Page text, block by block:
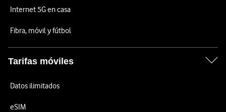
Internet 5G en casa
Fibra, móvil y fútbol
Tarifas móviles
Datos ilimitados
eSIM